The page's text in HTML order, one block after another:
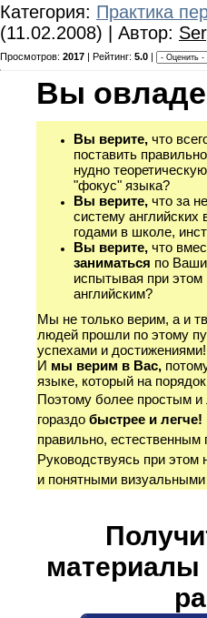
Категория: Практика
(11.02.2008) | Автор:
Просмотров: 2017 | Рейтинг: 5.0
Вы
Вы верите, что
поставить
нудно
"фокус" языка?
Вы верите, что за
систему
годами в школе,
Вы верите, что
заниматься по
испытывая при этом
английским?
Мы не только верим, а и
людей прошли по этому
успехами и достижениями!
И мы верим в Вас,
языке, который на
Поэтому более простым
гораздо быстрее и легче!
правильно, естественным
Руководствуясь при
и понятными
материалы